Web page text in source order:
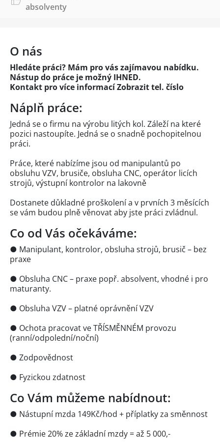
absolventy
O nás
Hledáte práci? Mám pro vás zajímavou nabídku.
Nástup do práce je možný IHNED.
Kontakt pro více informacíZobrazit tel. číslo
Náplň práce:
Jedná se o firmu na výrobu litých kol. Záleží na které
pozici nastoupíte. Jedná se o snadně pochopitelnou
práci.
Práce, které nabízíme jsou od manipulantů po
obsluhu VZV, brusiče, obsluha CNC, operátor licích
strojů, výstupní kontrolor na lakovně
Dostanete důkladné proškolení a v prvních 3 měsících
se vám budou plně věnovat aby jste práci zvládnul.
Co od Vás očekáváme:
● Manipulant, kontrolor, obsluha strojů, brusič – bez
praxe
● Obsluha CNC – praxe popř. absolvent, vhodné i pro
maturanty.
● Obsluha VZV – platné oprávnění VZV
● Ochota pracovat ve TŘÍSMĚNNÉM provozu
(ranní/odpolední/noční)
● Zodpovědnost
● Fyzickou zdatnost
Co Vám můžeme nabídnout:
● Nástupní mzda 149Kč/hod + příplatky za směnnost
● Prémie 20% ze základní mzdy = až 5 000,-